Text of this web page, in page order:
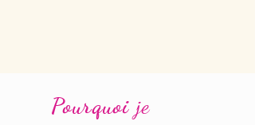
Pourquoi je